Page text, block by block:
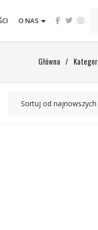
O NAS
Główna /